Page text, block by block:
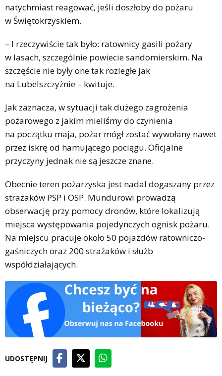
natychmiast reagować, jeśli doszłoby do pożaru
w Świętokrzyskiem.
– I rzeczywiście tak było: ratownicy gasili pożary
w lasach, szczególnie powiecie sandomierskim. Na
szczęście nie były one tak rozległe jak
na Lubelszczyźnie – kwituje.
Jak zaznacza, w sytuacji tak dużego zagrożenia
pożarowego z jakim mieliśmy do czynienia
na początku maja, pożar mógł zostać wywołany nawet
przez iskrę od hamującego pociągu. Oficjalne
przyczyny jednak nie są jeszcze znane.
Obecnie teren pożarzyska jest nadal dogaszany przez
strażaków PSP i OSP. Mundurowi prowadzą
obserwację przy pomocy dronów, które lokalizują
miejsca występowania pojedynczych ognisk pożaru.
Na miejscu pracuje około 50 pojazdów ratowniczo-
gaśniczych oraz 200 strażaków i służb
współdziałających.
UDOSTĘPNIJ